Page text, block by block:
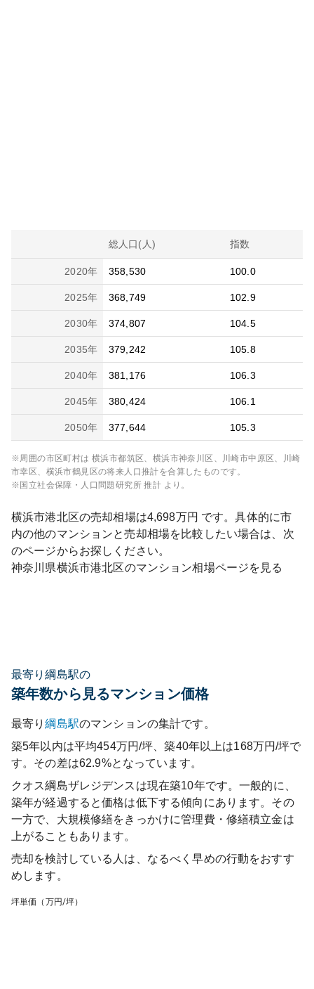
総人口(人) 指数
2020年 358,530 100.0
2025年 368,749 102.9
2030年 374,807 104.5
2035年 379,242 105.8
2040年 381,176 106.3
2045年 380,424 106.1
2050年 377,644 105.3
※周囲の市区町村は 横浜市都筑区、横浜市神奈川区、川崎市中原区、川崎
市幸区、横浜市鶴見区の将来人口推計を合算したものです。
※国立社会保障・人口問題研究所 推計 より。
横浜市港北区の売却相場は4,698万円 です。具体的に市
内の他のマンションと売却相場を比較したい場合は、次
のページからお探しください。
神奈川県横浜市港北区のマンション相場ページを見る
最寄り綱島駅の
築年数から見るマンション価格
最寄り綱島駅のマンションの集計です。
築5年以内は平均454万円/坪、築40年以上は168万円/坪で
す。その差は62.9%となっています。
クオス綱島ザレジデンス は現在築10年です。一般的に、
築年が経過すると価格は低下する傾向にあります。その
一方で、大規模修繕をきっかけに管理費・修繕積立金は
上がることもあります。
売却を検討している人は、なるべく早めの行動をおすす
めします。
坪単価（万円/坪）